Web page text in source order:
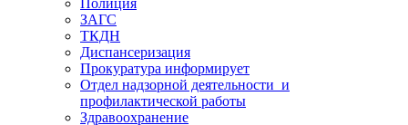
Полиция
ЗАГС
ТКДН
Диспансеризация
Прокуратура информирует
Отдел надзорной деятельности и
профилактической работы
Здравоохранение